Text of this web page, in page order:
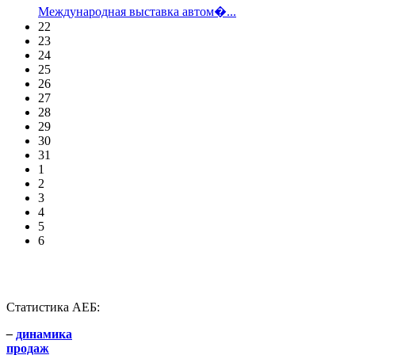
Международная выставка автом�...
22
23
24
25
26
27
28
29
30
31
1
2
3
4
5
6
Статистика АЕБ:
– динамика
продаж